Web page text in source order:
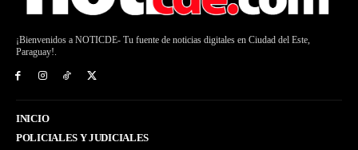
¡Bienvenidos a NOTICDE- Tu fuente de noticias digitales en Ciudad del Este,
Paraguay!.
INICIO
POLICIALES Y JUDICIALES